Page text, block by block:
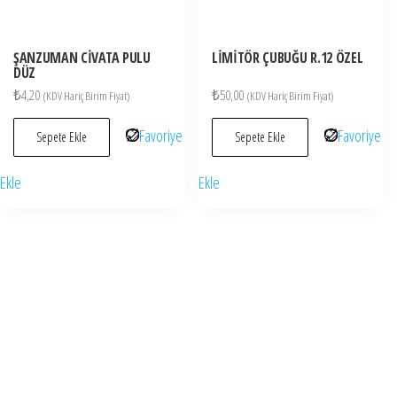
ŞANZUMAN CİVATA PULU
DÜZ
₺4,20 (KDV Hariç Birim Fiyat)
Sepete Ekle Favoriye
Ekle
LİMİTÖR ÇUBUĞU R.12 ÖZEL
₺50,00 (KDV Hariç Birim Fiyat)
Sepete Ekle Favoriye
Ekle